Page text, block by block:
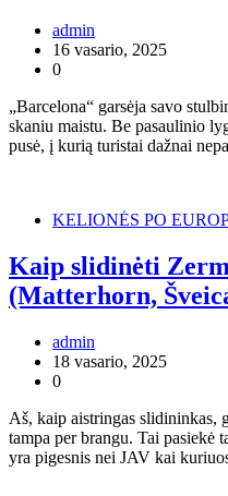
admin
16 vasario, 2025
0
„Barcelona“ garsėja savo
skaniu maistu. Be pasaulinio
pusė, į kurią turistai dažnai
KELIONĖS PO
Kaip slidinėti
(Matterhorn,
admin
18 vasario, 2025
0
Aš, kaip aistringas slidininkas,
tampa per brangu. Tai pasiekė
yra pigesnis nei JAV kai